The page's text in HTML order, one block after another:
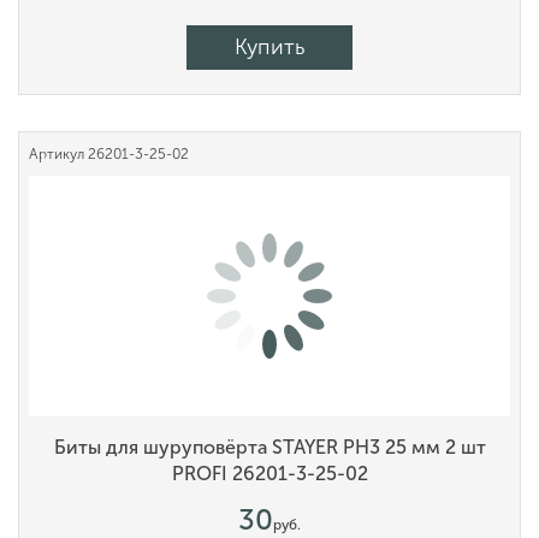
Купить
Артикул 26201-3-25-02
Биты для шуруповёрта STAYER PH3 25 мм 2 шт
PROFI 26201-3-25-02
30руб.